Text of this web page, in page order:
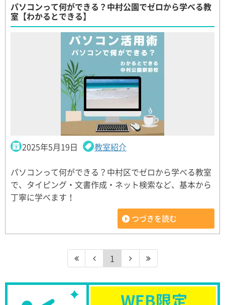
パソコンって何ができる？中村公園でゼロから学べる教
室【わかるとできる】
2025年5月19日 教室紹介
パソコンって何ができる？中村区でゼロから学べる教室
で、タイピング・文書作成・ネット検索など、基本から
丁寧に学べます！
つづきを読む
1